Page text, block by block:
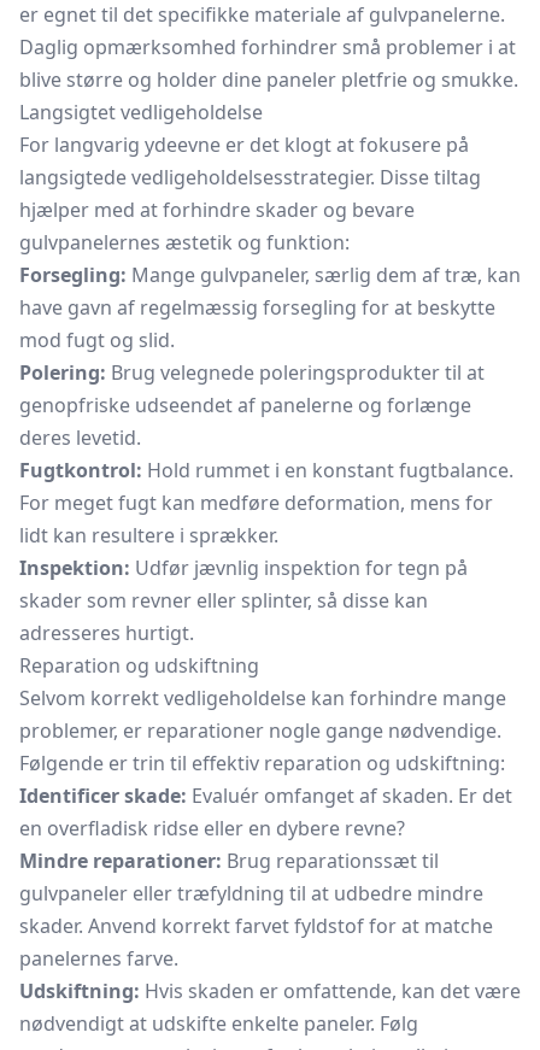
er egnet til det specifikke materiale af gulvpanelerne.
Daglig opmærksomhed forhindrer små problemer i at
blive større og holder dine paneler pletfrie og smukke.
Langsigtet vedligeholdelse
For langvarig ydeevne er det klogt at fokusere på
langsigtede vedligeholdelsesstrategier. Disse tiltag
hjælper med at forhindre skader og bevare
gulvpanelernes æstetik og funktion:
Forsegling: Mange gulvpaneler, særlig dem af træ, kan
have gavn af regelmæssig forsegling for at beskytte
mod fugt og slid.
Polering: Brug velegnede poleringsprodukter til at
genopfriske udseendet af panelerne og forlænge
deres levetid.
Fugtkontrol: Hold rummet i en konstant fugtbalance.
For meget fugt kan medføre deformation, mens for
lidt kan resultere i sprækker.
Inspektion: Udfør jævnlig inspektion for tegn på
skader som revner eller splinter, så disse kan
adresseres hurtigt.
Reparation og udskiftning
Selvom korrekt vedligeholdelse kan forhindre mange
problemer, er reparationer nogle gange nødvendige.
Følgende er trin til effektiv reparation og udskiftning:
Identificer skade: Evaluér omfanget af skaden. Er det
en overfladisk ridse eller en dybere revne?
Mindre reparationer: Brug reparationssæt til
gulvpaneler eller træfyldning til at udbedre mindre
skader. Anvend korrekt farvet fyldstof for at matche
panelernes farve.
Udskiftning: Hvis skaden er omfattende, kan det være
nødvendigt at udskifte enkelte paneler. Følg